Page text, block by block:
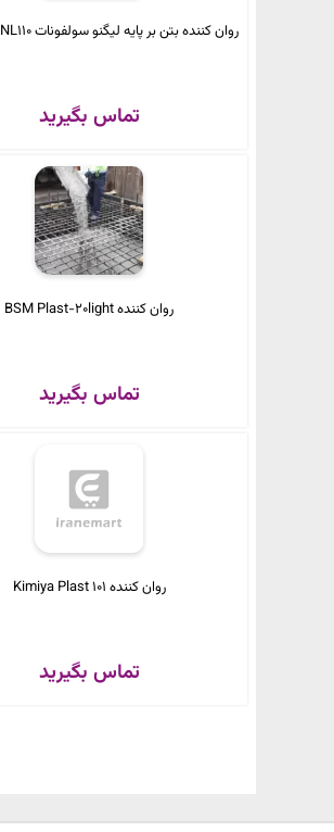
روان کننده بتن بر پایه لیگنو سولفونات Flowcem NL110
تماس بگیرید
روان کننده BSM Plast-20light
تماس بگیرید
روان کننده Kimiya Plast 101
تماس بگیرید